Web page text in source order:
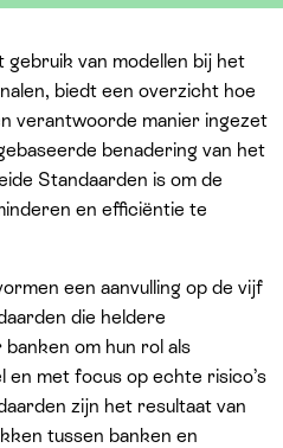
van modellen bij het
biedt een overzicht hoe
verantwoorde manier ingezet
benadering van het
Standaarden is om de
en efficiëntie te
een aanvulling op de vijf
die heldere
om hun rol als
met focus op echte risico’s
zijn het resultaat van
tussen banken en